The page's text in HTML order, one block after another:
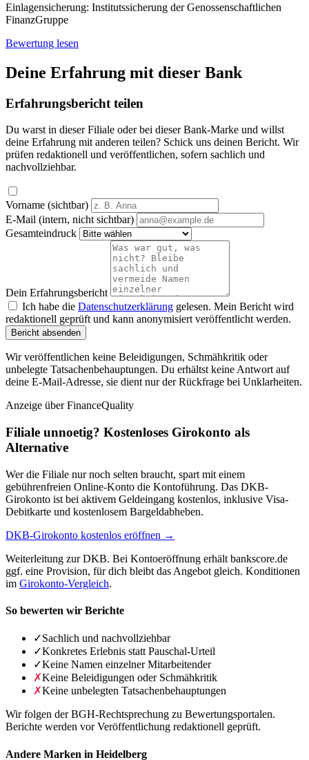
Einlagensicherung: Institutssicherung der Genossenschaftlichen
FinanzGruppe
Bewertung lesen
Deine Erfahrung mit dieser Bank
Erfahrungsbericht teilen
Du warst in dieser Filiale oder bei dieser Bank-Marke und willst
deine Erfahrung mit anderen teilen? Schick uns deinen Bericht. Wir
prüfen redaktionell und veröffentlichen, sofern sachlich und
nachvollziehbar.
Vorname (sichtbar)
E-Mail (intern, nicht sichtbar)
Gesamteindruck
Dein Erfahrungsbericht
Ich habe die Datenschutzerklärung gelesen. Mein Bericht wird
redaktionell geprüft und kann anonymisiert veröffentlicht werden.
Bericht absenden
Wir veröffentlichen keine Beleidigungen, Schmähkritik oder
unbelegte Tatsachenbehauptungen. Du erhältst keine Antwort auf
deine E-Mail-Adresse, sie dient nur der Rückfrage bei Unklarheiten.
Anzeige über FinanceQuality
Filiale unnoetig? Kostenloses Girokonto als
Alternative
Wer die Filiale nur noch selten braucht, spart mit einem
gebührenfreien Online-Konto die Kontoführung. Das DKB-
Girokonto ist bei aktivem Geldeingang kostenlos, inklusive Visa-
Debitkarte und kostenlosem Bargeldabheben.
DKB-Girokonto kostenlos eröffnen →
Weiterleitung zur DKB. Bei Kontoeröffnung erhält bankscore.de
ggf. eine Provision, für dich bleibt das Angebot gleich. Konditionen
im Girokonto-Vergleich.
So bewerten wir Berichte
✓Sachlich und nachvollziehbar
✓Konkretes Erlebnis statt Pauschal-Urteil
✓Keine Namen einzelner Mitarbeitender
✗Keine Beleidigungen oder Schmähkritik
✗Keine unbelegten Tatsachenbehauptungen
Wir folgen der BGH-Rechtsprechung zu Bewertungsportalen.
Berichte werden vor Veröffentlichung redaktionell geprüft.
Andere Marken in Heidelberg